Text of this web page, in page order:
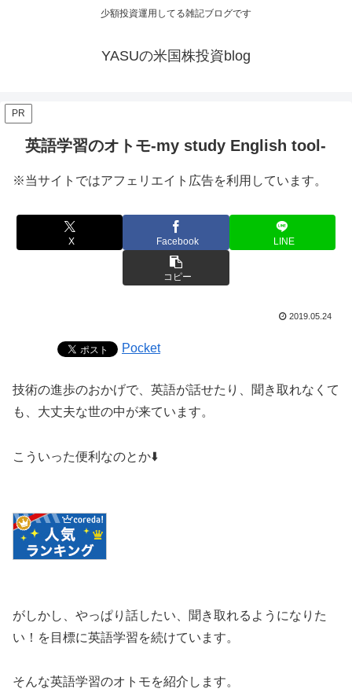
少額投資運用してる雑記ブログです
YASUの米国株投資blog
PR
英語学習のオトモ-my study English tool-
※当サイトではアフェリエイト広告を利用しています。
X Facebook LINE
コピー
2019.05.24
Pocket
技術の進歩のおかげで、英語が話せたり、聞き取れなくて
も、大丈夫な世の中が来ています。
こういった便利なのとか⬇️
がしかし、やっぱり話したい、聞き取れるようになりた
い！を目標に英語学習を続けています。
そんな英語学習のオトモを紹介します。